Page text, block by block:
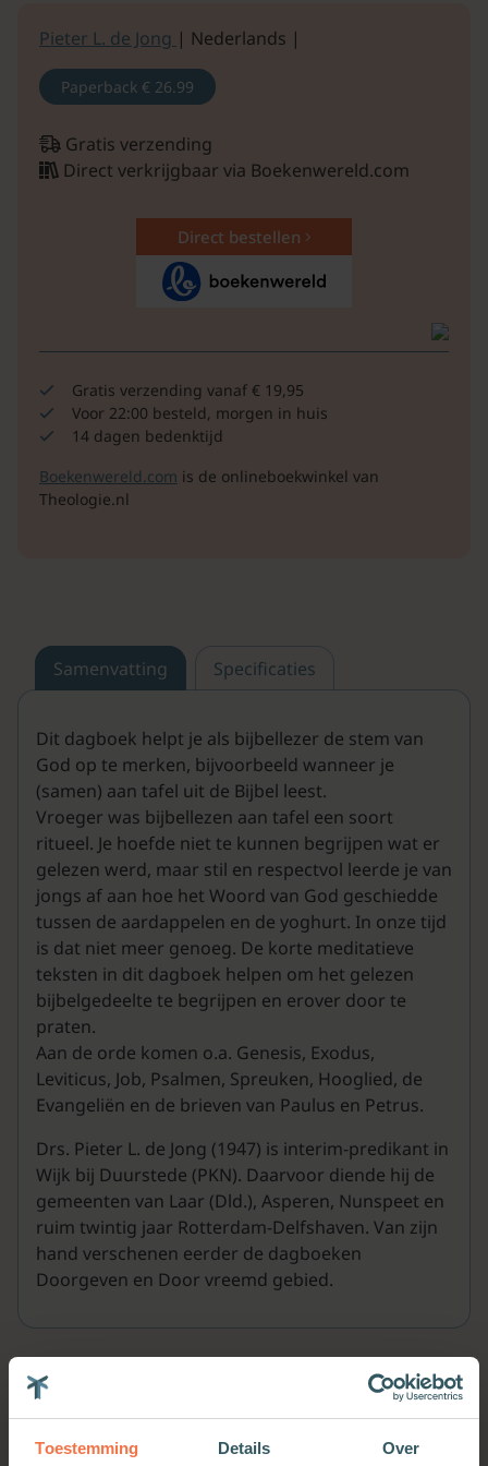
Toestemming Details Over
Pieter L. de Jong | Nederlands |
Paperback € 26.99
Gratis verzending
Direct verkrijgbaar via Boekenwereld.com
Direct bestellen
Gratis verzending vanaf € 19,95
Voor 22:00 besteld, morgen in huis
14 dagen bedenktijd
Boekenwereld.com is de onlineboekwinkel van
Theologie.nl
Samenvatting Specificaties
Dit dagboek helpt je als bijbellezer de stem van
God op te merken, bijvoorbeeld wanneer je
(samen) aan tafel uit de Bijbel leest.
Vroeger was bijbellezen aan tafel een soort
ritueel. Je hoefde niet te kunnen begrijpen wat er
gelezen werd, maar stil en respectvol leerde je van
jongs af aan hoe het Woord van God geschiedde
tussen de aardappelen en de yoghurt. In onze tijd
is dat niet meer genoeg. De korte meditatieve
teksten in dit dagboek helpen om het gelezen
bijbelgedeelte te begrijpen en erover door te
praten.
Aan de orde komen o.a. Genesis, Exodus,
Leviticus, Job, Psalmen, Spreuken, Hooglied, de
Evangeliën en de brieven van Paulus en Petrus.
Drs. Pieter L. de Jong (1947) is interim-predikant in
Wijk bij Duurstede (PKN). Daarvoor diende hij de
gemeenten van Laar (Dld.), Asperen, Nunspeet en
ruim twintig jaar Rotterdam-Delfshaven. Van zijn
hand verschenen eerder de dagboeken
Doorgeven en Door vreemd gebied.
Meer van deze auteur